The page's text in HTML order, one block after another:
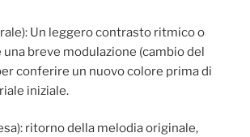
Un leggero contrasto ritmico o
breve modulazione (cambio del
conferire un nuovo colore prima di
iniziale.
ritorno della melodia originale,